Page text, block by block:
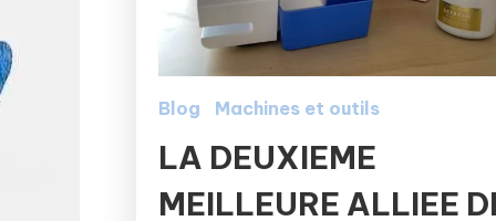
Blog Machines et outils
LA DEUXIEME
MEILLEURE ALLIEE